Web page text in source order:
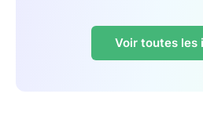
Voir toutes les